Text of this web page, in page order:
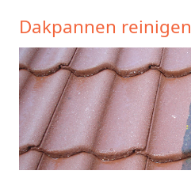
Dakpannen reinigen